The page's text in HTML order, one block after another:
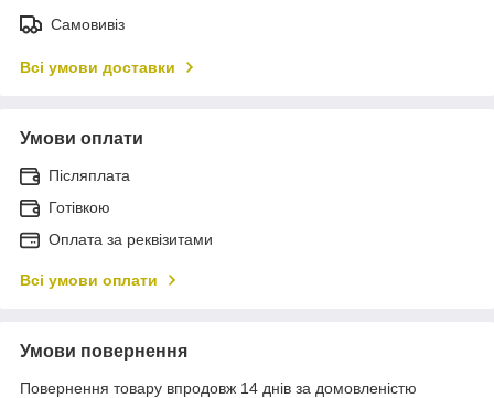
Самовивіз
Всі умови доставки
Умови оплати
Післяплата
Готівкою
Оплата за реквізитами
Всі умови оплати
Умови повернення
Повернення товару впродовж 14 днів за домовленістю